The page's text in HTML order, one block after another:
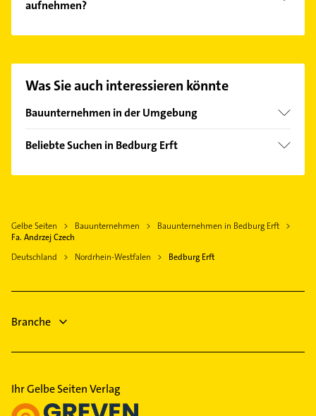
aufnehmen?
finden Sie alleKontaktdaten.
Was Sie auch interessieren könnte
Bauunternehmen in der Umgebung
Rommerskirchen
Elsdorf Rheinland
Jüchen
Titz
Frechen
Dormagen
Beliebte Suchen in Bedburg Erft
Steuerberater
Sanitärinstallation
Putzfrau
Gebäudereinigung
Gelbe Seiten Bauunternehmen
Bauunternehmen in Bedburg Erft
Fa. Andrzej Czech
Deutschland
Nordrhein-Westfalen Bedburg Erft
Branche
Ihr Gelbe Seiten Verlag